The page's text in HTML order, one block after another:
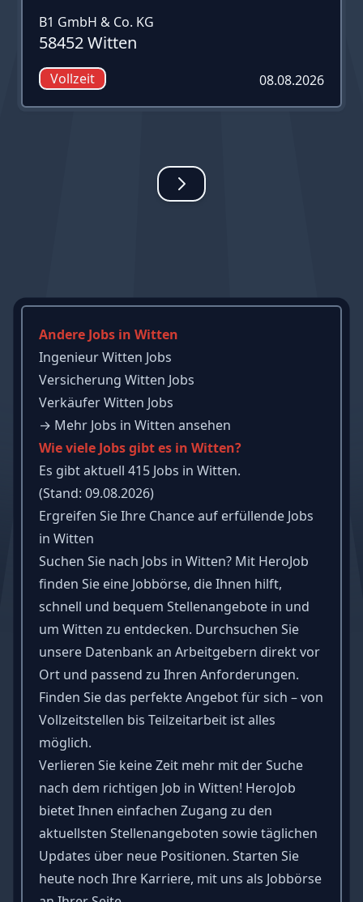
B1 GmbH & Co. KG
58452 Witten
Vollzeit 08.08.2026
Andere Jobs in Witten
Ingenieur Witten Jobs
Versicherung Witten Jobs
Verkäufer Witten Jobs
→ Mehr Jobs in Witten ansehen
Wie viele Jobs gibt es in Witten?
Es gibt aktuell 415 Jobs in Witten.
(Stand: 09.08.2026)
Ergreifen Sie Ihre Chance auf erfüllende Jobs
in Witten
Suchen Sie nach Jobs in Witten? Mit HeroJob
finden Sie eine Jobbörse, die Ihnen hilft,
schnell und bequem Stellenangebote in und
um Witten zu entdecken. Durchsuchen Sie
unsere Datenbank an Arbeitgebern direkt vor
Ort und passend zu Ihren Anforderungen.
Finden Sie das perfekte Angebot für sich – von
Vollzeitstellen bis Teilzeitarbeit ist alles
möglich.
Verlieren Sie keine Zeit mehr mit der Suche
nach dem richtigen Job in Witten! HeroJob
bietet Ihnen einfachen Zugang zu den
aktuellsten Stellenangeboten sowie täglichen
Updates über neue Positionen. Starten Sie
heute noch Ihre Karriere, mit uns als Jobbörse